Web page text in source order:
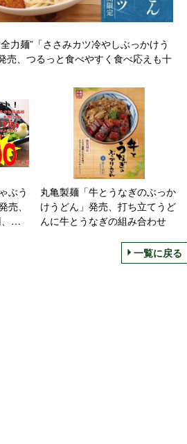
力麺”「ささみカツ冷やしぶっかけう
売、つるっと食べやすく食べ応えも十
ぶう
売、
丸亀製麺「牛とうなぎのぶっか
けうどん」発売、打ち立てうど
んに牛とうなぎの組み合わせ
一覧に戻る